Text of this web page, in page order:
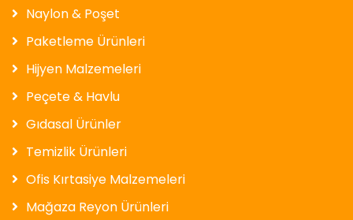
Naylon & Poşet
Paketleme Ürünleri
Hijyen Malzemeleri
Peçete & Havlu
Gıdasal Ürünler
Temizlik Ürünleri
Ofis Kırtasiye Malzemeleri
Mağaza Reyon Ürünleri